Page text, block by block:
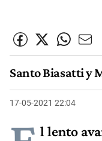
Santo Biasatti y
17-05-2021 22:04
l lento